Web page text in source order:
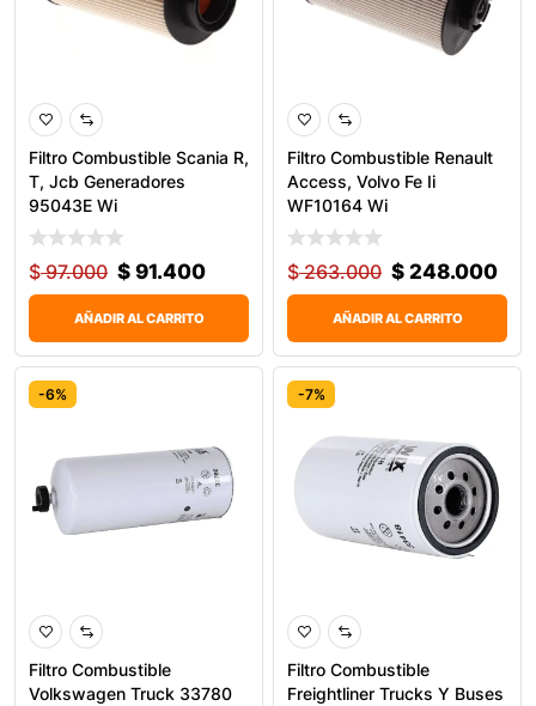
Filtro Combustible Scania R,
T, Jcb Generadores
95043E Wi
$97.000 $ 91.400
AÑADIR AL CARRITO
Filtro Combustible Renault
Access, Volvo Fe Ii
WF10164 Wi
$263.000 $ 248.000
AÑADIR AL CARRITO
-6%
Filtro Combustible
Volkswagen Truck 33780
-7%
Filtro Combustible
Freightliner Trucks Y Buses